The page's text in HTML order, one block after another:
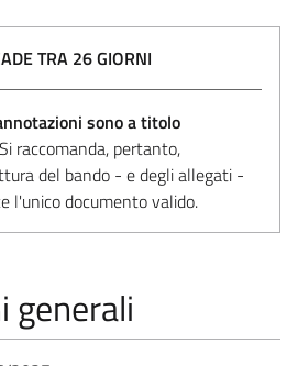
TRA 26 GIORNI
sono a titolo
Si raccomanda, pertanto,
del bando - e degli allegati -
l'unico documento valido.
generali